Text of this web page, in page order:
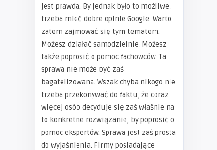
jest prawda. By jednak było to możliwe,
trzeba mieć dobre opinie Google. Warto
zatem zajmować się tym tematem.
Możesz działać samodzielnie. Możesz
także poprosić o pomoc fachowców. Ta
sprawa nie może być zaś
bagatelizowana. Wszak chyba nikogo nie
trzeba przekonywać do faktu, że coraz
więcej osób decyduje się zaś właśnie na
to konkretne rozwiązanie, by poprosić o
pomoc ekspertów. Sprawa jest zaś prosta
do wyjaśnienia. Firmy posiadające